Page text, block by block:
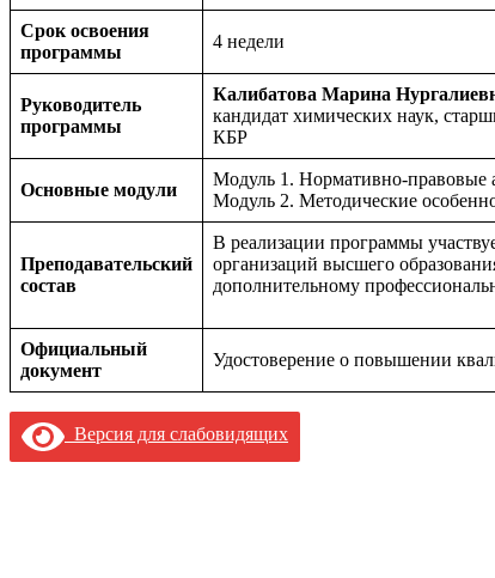
Срок освоения
программы
4 недели
Руководитель
программы
Калибатова Марина
кандидат химических наук,
КБР
Основные модули
Модуль 1. Нормативно-правовые
Модуль 2. Методические
Преподавательский
состав
В реализации программы
организаций высшего
дополнительному
Официальный
документ
Удостоверение о повышении
Версия для слабовидящих